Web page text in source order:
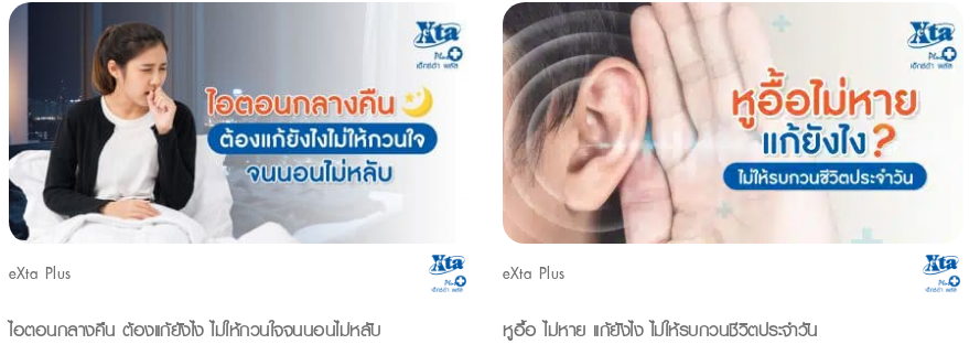
eXta Plus
ไอตอนกลางคืน ต้องแก้ยังไง ไม่ให้กวนใจจนนอนไม่หลับ
eXta Plus
หูอื้อ ไม่หาย แก้ยังไง ไม่ให้รบกวนชีวิตประจำวัน